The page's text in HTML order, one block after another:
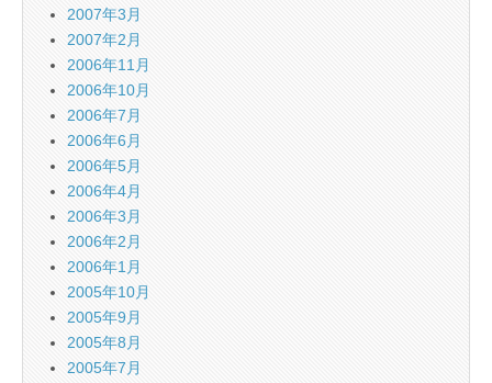
2007年3月
2007年2月
2006年11月
2006年10月
2006年7月
2006年6月
2006年5月
2006年4月
2006年3月
2006年2月
2006年1月
2005年10月
2005年9月
2005年8月
2005年7月